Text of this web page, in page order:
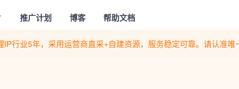
推广计划 博客 帮助文档
行业5年，采用运营商直采+自建资源，服务稳定可靠。请认准